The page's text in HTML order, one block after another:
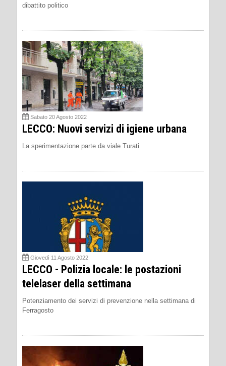
dibattito politico
Sabato 20 Agosto 2022
LECCO: Nuovi servizi di igiene urbana
La sperimentazione parte da viale Turati
Giovedì 11 Agosto 2022
LECCO - Polizia locale: le postazioni
telelaser della settimana
Potenziamento dei servizi di prevenzione nella settimana di
Ferragosto